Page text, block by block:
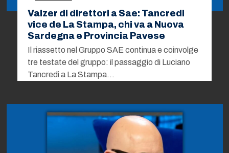
Valzer di direttori a Sae: Tancredi
vice de La Stampa, chi va a Nuova
Sardegna e Provincia Pavese
Il riassetto nel Gruppo SAE continua e coinvolge
tre testate del gruppo: il passaggio di Luciano
Tancredi a La Stampa…